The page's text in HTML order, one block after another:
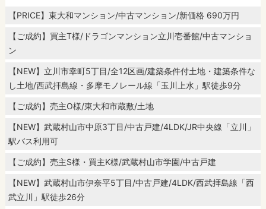
【PRICE】東大和マンション/中古マンション/新価格 690万円
【ご成約】買主T様/ドラゴンマンション立川壱番館/中古マンショ
ン
【NEW】立川市幸町5丁目/全12区画/建築条件付土地・建築条件な
し土地/西武拝島線・多摩モノレール線「玉川上水」駅徒歩9分
【ご成約】売主O様/東大和市蔵敷/土地
【NEW】武蔵村山市中原3丁目/中古戸建/4LDK/JR中央線「立川」
駅バス利用可
【ご成約】売主S様・買主K様/武蔵村山市学園/中古戸建
【NEW】武蔵村山市伊奈平5丁目/中古戸建/4LDK/西武拝島線「西
武立川」駅徒歩26分